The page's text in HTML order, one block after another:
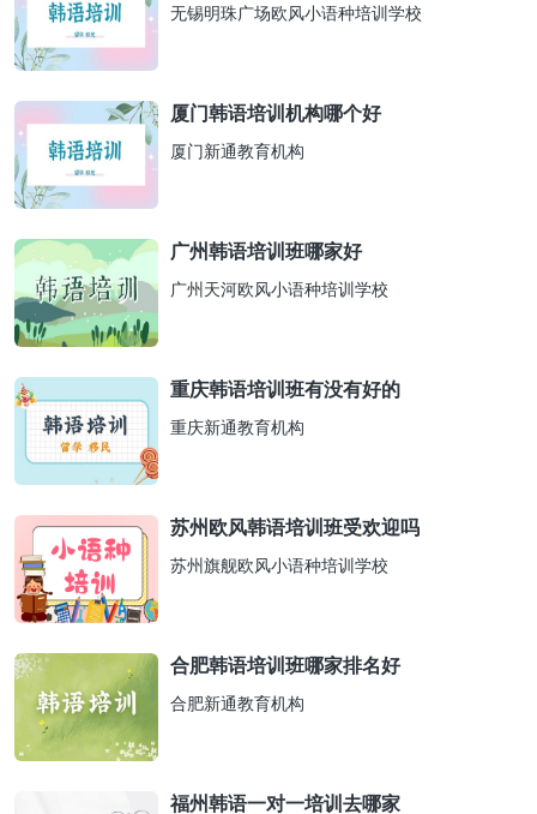
无锡明珠广场欧风小语种培训学校
厦门韩语培训机构哪个好
厦门新通教育机构
广州韩语培训班哪家好
广州天河欧风小语种培训学校
重庆韩语培训班有没有好的
重庆新通教育机构
苏州欧风韩语培训班受欢迎吗
苏州旗舰欧风小语种培训学校
合肥韩语培训班哪家排名好
合肥新通教育机构
福州韩语一对一培训去哪家